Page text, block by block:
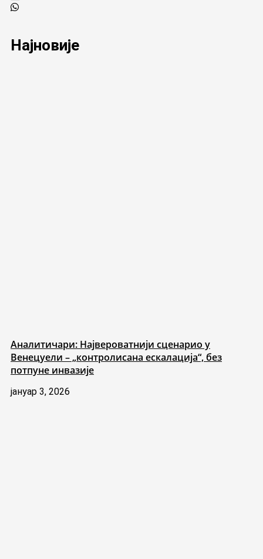
Најновије
Аналитичари: Највероватнији сценарио у
Венецуели – „контролисана ескалација“, без
потпуне инвазије
јануар 3, 2026